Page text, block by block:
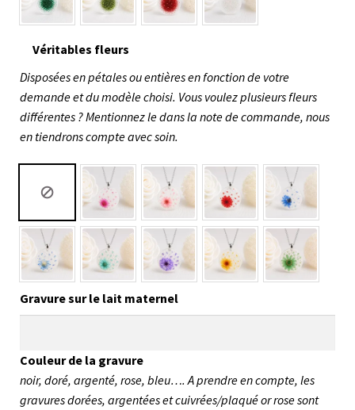
Véritables fleurs
Disposées en pétales ou entières en fonction de votre
demande et du modèle choisi. Vous voulez plusieurs fleurs
différentes ? Mentionnez le dans la note de commande, nous
en tiendrons compte avec soin.
Gravure sur le lait maternel
Couleur de la gravure
noir, doré, argenté, rose, bleu…. A prendre en compte, les
gravures dorées, argentées et cuivrées/plaqué or rose sont